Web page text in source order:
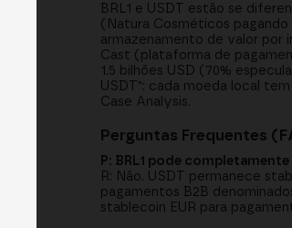
BRL1 e USDT estão se
(Natura Cosméticos
armazenamento de valor por
Cast (plataforma de
1.5 bilhões USD (70%
USDT": cada moeda local
Case Analysis.
Perguntas Frequentes
P: BRL1 pode
R: Não. USDT permanece
pagamentos B2B
stablecoin EUR para